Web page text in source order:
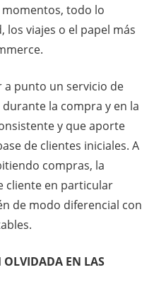
todo lo
los viajes o el papel más
a punto un servicio de
la compra y en la
y que aporte
de clientes iniciales. A
compras, la
cliente en particular
de modo diferencial con
OLVIDADA EN LAS